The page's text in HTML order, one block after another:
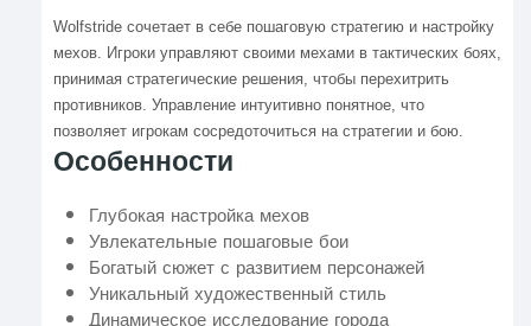
Wolfstride сочетает в себе пошаговую стратегию и настройку
мехов. Игроки управляют своими мехами в тактических боях,
принимая стратегические решения, чтобы перехитрить
противников. Управление интуитивно понятное, что
позволяет игрокам сосредоточиться на стратегии и бою.
Особенности
Глубокая настройка мехов
Увлекательные пошаговые бои
Богатый сюжет с развитием персонажей
Уникальный художественный стиль